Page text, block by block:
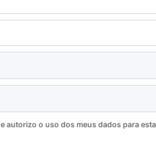
e autorizo o uso dos meus dados para